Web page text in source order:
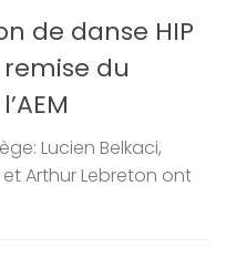
de danse HIP
du
Lucien Belkaci,
Arthur Lebreton ont